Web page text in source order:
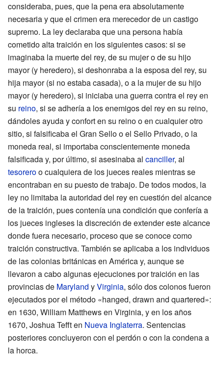
consideraba, pues, que la pena era absolutamente
necesaria y que el crimen era merecedor de un castigo
supremo. La ley declaraba que una persona había
cometido alta traición en los siguientes casos: si se
imaginaba la muerte del rey, de su mujer o de su hijo
mayor (y heredero), si deshonraba a la esposa del rey, su
hija mayor (si no estaba casada), o a la mujer de su hijo
mayor (y heredero), si iniciaba una guerra contra el rey en
su reino, si se adhería a los enemigos del rey en su reino,
dándoles ayuda y confort en su reino o en cualquier otro
sitio, si falsificaba el Gran Sello o el Sello Privado, o la
moneda real, si importaba conscientemente moneda
falsificada y, por último, si asesinaba al canciller, al
tesoreroo cualquiera de los jueces reales mientras se
encontraban en su puesto de trabajo. De todos modos, la
ley no limitaba la autoridad del rey en cuestión del alcance
de la traición, pues contenía una condición que confería a
los jueces ingleses la discreción de extender este alcance
donde fuera necesario, proceso que se conoce como
traición constructiva. También se aplicaba a los individuos
de las colonias británicas en América y, aunque se
llevaron a cabo algunas ejecuciones por traición en las
provincias de Maryland yVirginia, sólo dos colonos fueron
ejecutados por el método «hanged, drawn and quartered»:
en 1630, William Matthews en Virginia, y en los años
1670, Joshua Tefft en Nueva Inglaterra. Sentencias
posteriores concluyeron con el perdón o con la condena a
la horca.